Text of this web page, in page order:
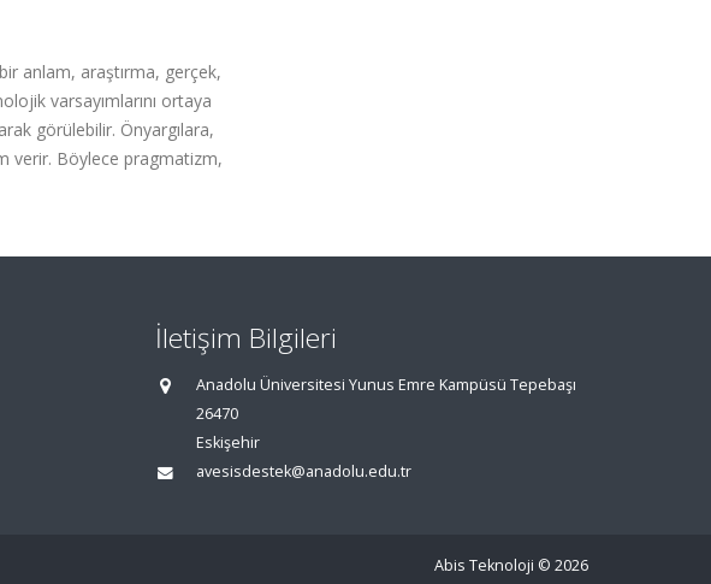
anlam, araştırma, gerçek,
varsayımlarını ortaya
görülebilir. Önyargılara,
verir. Böylece pragmatizm,
İletişim Bilgileri
Anadolu Üniversitesi Yunus Emre Kampüsü Tepebaşı
26470
Eskişehir
avesisdestek@anadolu.edu.tr
Abis Teknoloji © 2026